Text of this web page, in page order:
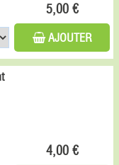
5,00 €
AJOUTER
4,00 €